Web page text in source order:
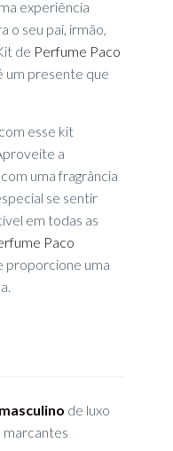
experiência
o seu pai, irmão,
de Perfume Paco
um presente que
esse kit
a
uma fragrância
se sentir
em todas as
Paco
proporcione uma
de luxo
marcantes